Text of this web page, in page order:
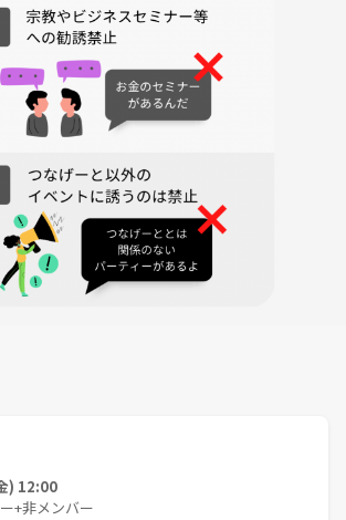
ますが、飲み物は持参でお願いします
) 12:00
+非メンバー